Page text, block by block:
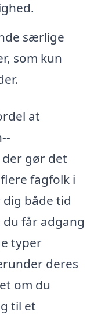
særlige
som kun
at
gør det
fagfolk i
både tid
får adgang
typer
deres
om du
til et